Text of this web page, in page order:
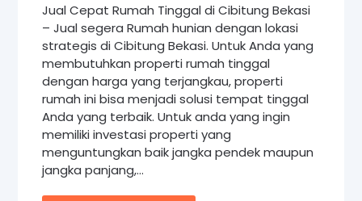
Jual Cepat Rumah Tinggal di Cibitung Bekasi
– Jual segera Rumah hunian dengan lokasi
strategis di Cibitung Bekasi. Untuk Anda yang
membutuhkan properti rumah tinggal
dengan harga yang terjangkau, properti
rumah ini bisa menjadi solusi tempat tinggal
Anda yang terbaik. Untuk anda yang ingin
memiliki investasi properti yang
menguntungkan baik jangka pendek maupun
jangka panjang,…